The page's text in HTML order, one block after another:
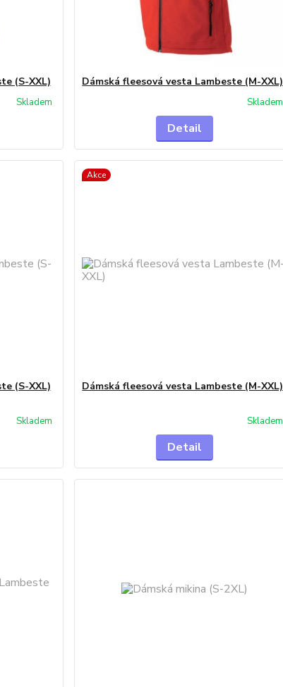
(S-XXL)
Skladem
Dámská fleesová vesta Lambeste (M-XXL)
Skladem
Detail
(S-XXL)
Skladem
Akce
Dámská fleesová vesta Lambeste (M-XXL)
Skladem
Detail